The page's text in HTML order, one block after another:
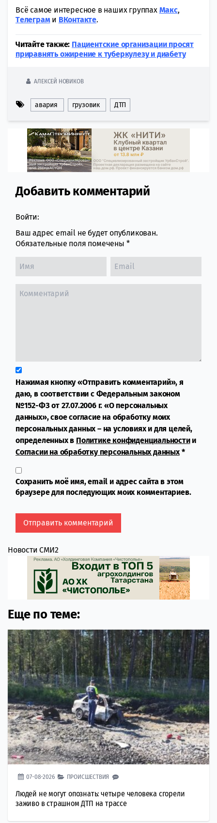
Всё самое интересное в наших группах Макс,
Tелеграми ВКонтакте.
Читайте также: Пациентские организации просят
приравнять ожирение к туберкулезу и диабету
АЛЕКСЕЙ НОВИКОВ
авария грузовик ДТП
Comment section
Добавить комментарий
Войти:
Ваш адрес email не будет опубликован.
Обязательные поля помечены *
Нажимая кнопку «Отправить комментарий», я
даю, в соответствии с Федеральным законом
№152-ФЗ от 27.07.2006 г. «О персональных
данных», свое согласие на обработку моих
персональных данных – на условиях и для целей,
определенных в Политике конфиденциальностии
Согласии на обработку персональных данных*
Сохранить моё имя, email и адрес сайта в этом
браузере для последующих моих комментариев.
Новости СМИ2
Еще по теме:
07-08-2026 ПРОИСШЕСТВИЯ
Людей не могут опознать: четыре человека сгорели
заживо в страшном ДТП на трассе